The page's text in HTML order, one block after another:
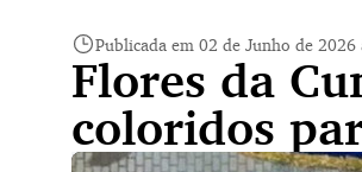
Publicada em 02 de Junho de 2026
Flores da
coloridos